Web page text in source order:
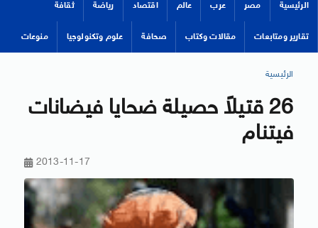
الرئيسية مصر عرب عالم اقتصاد رياضة ثقافة
تقارير ومتابعات مقالات وكتاب صحافة علوم وتكنولوجيا منوعات
الرئيسية
26 قتيلاً حصيلة ضحايا فيضانات
فيتنام
2013-11-17